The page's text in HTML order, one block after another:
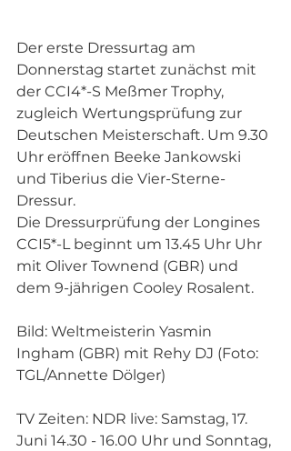
Der erste Dressurtag am
Donnerstag startet zunächst mit
der CCI4*-S Meßmer Trophy,
zugleich Wertungsprüfung zur
Deutschen Meisterschaft. Um 9.30
Uhr eröffnen Beeke Jankowski
und Tiberius die Vier-Sterne-
Dressur.
Die Dressurprüfung der Longines
CCI5*-L beginnt um 13.45 Uhr Uhr
mit Oliver Townend (GBR) und
dem 9-jährigen Cooley Rosalent.
Bild: Weltmeisterin Yasmin
Ingham (GBR) mit Rehy DJ (Foto:
TGL/Annette Dölger)
TV Zeiten: NDR live: Samstag, 17.
Juni 14.30 - 16.00 Uhr und Sonntag,